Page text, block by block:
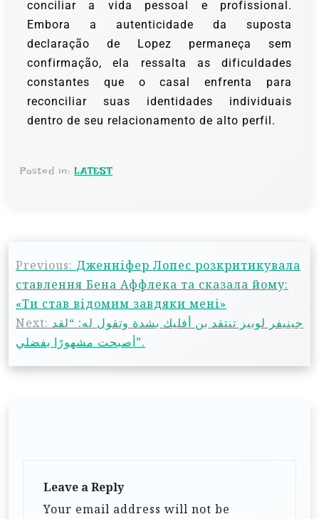
conciliar a vida pessoal e profissional.
Embora a autenticidade da suposta
declaração de Lopez permaneça sem
confirmação, ela ressalta as dificuldades
constantes que o casal enfrenta para
reconciliar suas identidades individuais
dentro de seu relacionamento de alto perfil.
Posted in: LATEST
Previous: Дженніфер Лопес розкритикувала
ставлення Бена Аффлека та сказала йому:
«Ти став відомим завдяки мені»
Next: جينيفر لوبيز تنتقد بن أفليك بشدة وتقول له: “لقد
أصبحت مشهورًا بفضلي”.
Leave a Reply
Your email address will not be